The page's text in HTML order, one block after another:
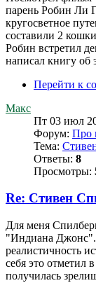
парень Робин Ли
кругосветное
составили 2
Робин встретил
написал книгу об
Перейти к
Макс
Пт 03 июл
Форум: Про
Тема:
Ответы: 8
Просмотры:
Re: Стивен
Для меня
"Индиана Джонс".
реалистичность
себя это отметил
получилась